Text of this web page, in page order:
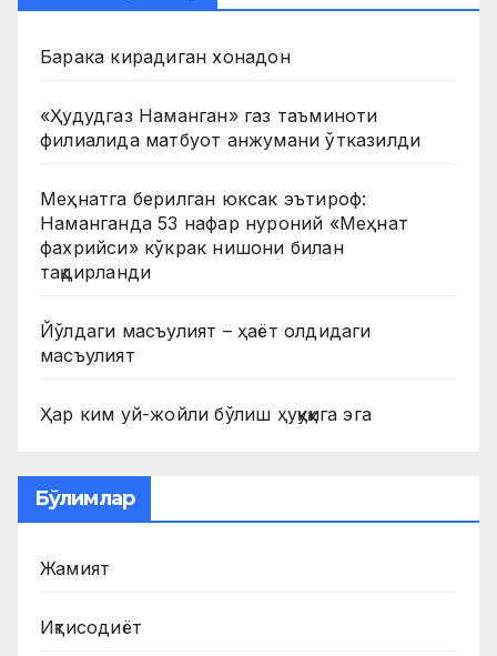
Барака кирадиган хонадон
«Ҳудудгаз Наманган» газ таъминоти
филиалида матбуот анжумани ўтказилди
Меҳнатга берилган юксак эътироф:
Наманганда 53 нафар нуроний «Меҳнат
фахрийси» кўкрак нишони билан
тақдирланди
Йўлдаги масъулият – ҳаёт олдидаги
масъулият
Ҳар ким уй-жойли бўлиш ҳуқуқига эга
Бўлимлар
Жамият
Иқтисодиёт